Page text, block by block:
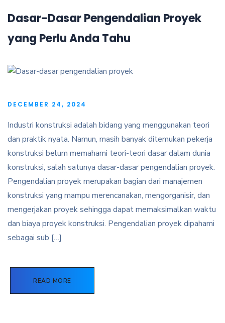
Dasar-Dasar Pengendalian Proyek
yang Perlu Anda Tahu
DECEMBER 24, 2024
Industri konstruksi adalah bidang yang menggunakan teori
dan praktik nyata. Namun, masih banyak ditemukan pekerja
konstruksi belum memahami teori-teori dasar dalam dunia
konstruksi, salah satunya dasar-dasar pengendalian proyek.
Pengendalian proyek merupakan bagian dari manajemen
konstruksi yang mampu merencanakan, mengorganisir, dan
mengerjakan proyek sehingga dapat memaksimalkan waktu
dan biaya proyek konstruksi. Pengendalian proyek dipahami
sebagai sub […]
READ MORE